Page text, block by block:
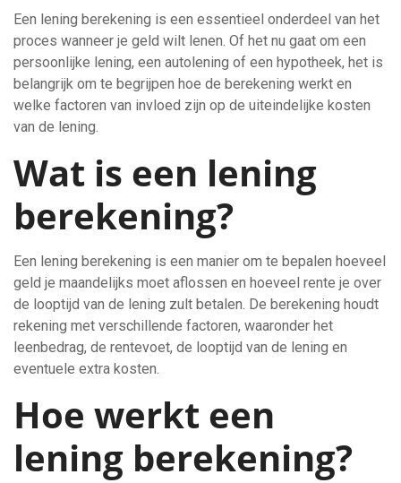
Een lening berekening is een essentieel onderdeel van het
proces wanneer je geld wilt lenen. Of het nu gaat om een
persoonlijke lening, een autolening of een hypotheek, het is
belangrijk om te begrijpen hoe de berekening werkt en
welke factoren van invloed zijn op de uiteindelijke kosten
van de lening.
Wat is een lening
berekening?
Een lening berekening is een manier om te bepalen hoeveel
geld je maandelijks moet aflossen en hoeveel rente je over
de looptijd van de lening zult betalen. De berekening houdt
rekening met verschillende factoren, waaronder het
leenbedrag, de rentevoet, de looptijd van de lening en
eventuele extra kosten.
Hoe werkt een
lening berekening?